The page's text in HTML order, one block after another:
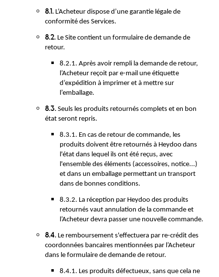
8.1. L’Acheteur dispose d’une garantie légale de
conformité des Services.
8.2. Le Site contient un formulaire de demande de
retour.
8.2.1. Après avoir rempli la demande de retour,
l’Acheteur reçoit par e-mail une étiquette
d’expédition à imprimer et à mettre sur
l’emballage.
8.3. Seuls les produits retournés complets et en bon
état seront repris.
8.3.1. En cas de retour de commande, les
produits doivent être retournés à Heydoo dans
l'état dans lequel ils ont été reçus, avec
l'ensemble des éléments (accessoires, notice...)
et dans un emballage permettant un transport
dans de bonnes conditions.
8.3.2. La réception par Heydoo des produits
retournés vaut annulation de la commande et
l’Acheteur devra passer une nouvelle commande.
8.4. Le remboursement s'effectuera par re-crédit des
coordonnées bancaires mentionnées par l’Acheteur
dans le formulaire de demande de retour.
8.4.1. Les produits défectueux, sans que cela ne